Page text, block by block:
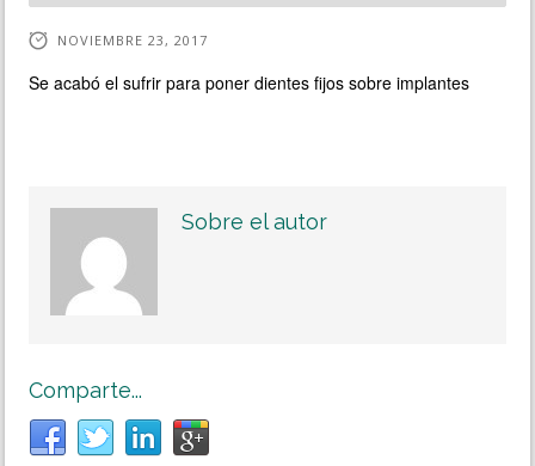
NOVIEMBRE 23, 2017
Se acabó el sufrir para poner dientes fijos sobre implantes
Sobre el autor
Comparte...